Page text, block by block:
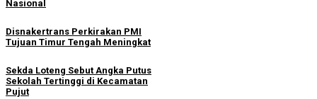
Nasional
Disnakertrans Perkirakan PMI
Tujuan Timur Tengah Meningkat
Sekda Loteng Sebut Angka Putus
Sekolah Tertinggi di Kecamatan
Pujut